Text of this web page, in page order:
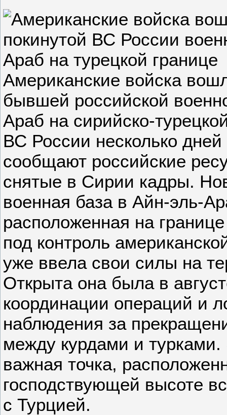
Американские войска
бывшей российской
Араб на сирийско-
ВС России несколько
сообщают российские
снятые в Сирии кадры.
военная база в Айн-эль-
расположенная на
под контроль
уже ввела свои силы на
Открыта она была в
координации операций и
наблюдения за
между курдами и турками.
важная точка,
господствующей высоте
с Турцией.